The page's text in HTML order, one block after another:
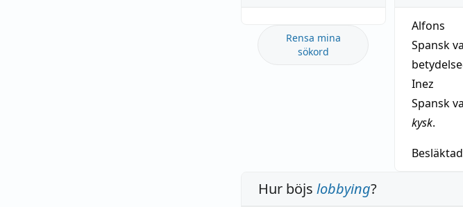
Rensa mina
sökord
Alfons
Spansk
Inez
Spansk
kysk.
Hur böjs lobbying?